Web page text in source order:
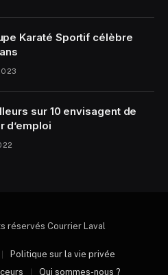
Karaté Sportif célèbre
sur 10 envisagent de
d’emploi
réservés Courrier Laval
Politique sur la vie privée
Qui sommes-nous ?